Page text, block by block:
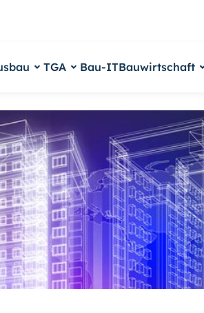
TGA Bau-ITBauwirtschaft